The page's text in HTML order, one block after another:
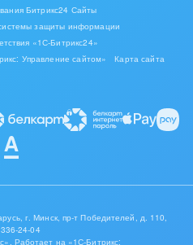
Битрикс24 Сайты
защиты информации
«1С-Битрикс24»
Управление сайтом»
Карта сайта
г. Минск, пр-т Победителей, д. 110,
24-04
Работает на «1С-Битрикс: